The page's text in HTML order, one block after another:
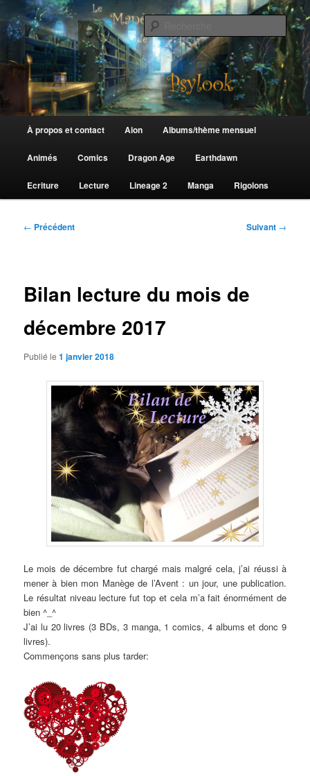
au
contenu
principalLe Manège de Psylook
principal
À propos et contact Aion Albums/thème mensuel
Animés Comics Dragon Age Earthdawn
Ecriture Lecture Lineage 2 Manga Rigolons
Navigation
← Précédent Suivant →
Bilan lecture du mois de
décembre 2017
Publié le1 janvier 2018
Le mois de décembre fut chargé mais malgré cela, j’ai réussi à
mener à bien mon Manège de l’Avent : un jour, une publication.
Le résultat niveau lecture fut top et cela m’a fait énormément de
bien ^_^
J’ai lu 20 livres (3 BDs, 3 manga, 1 comics, 4 albums et donc 9
livres).
Commençons sans plus tarder: